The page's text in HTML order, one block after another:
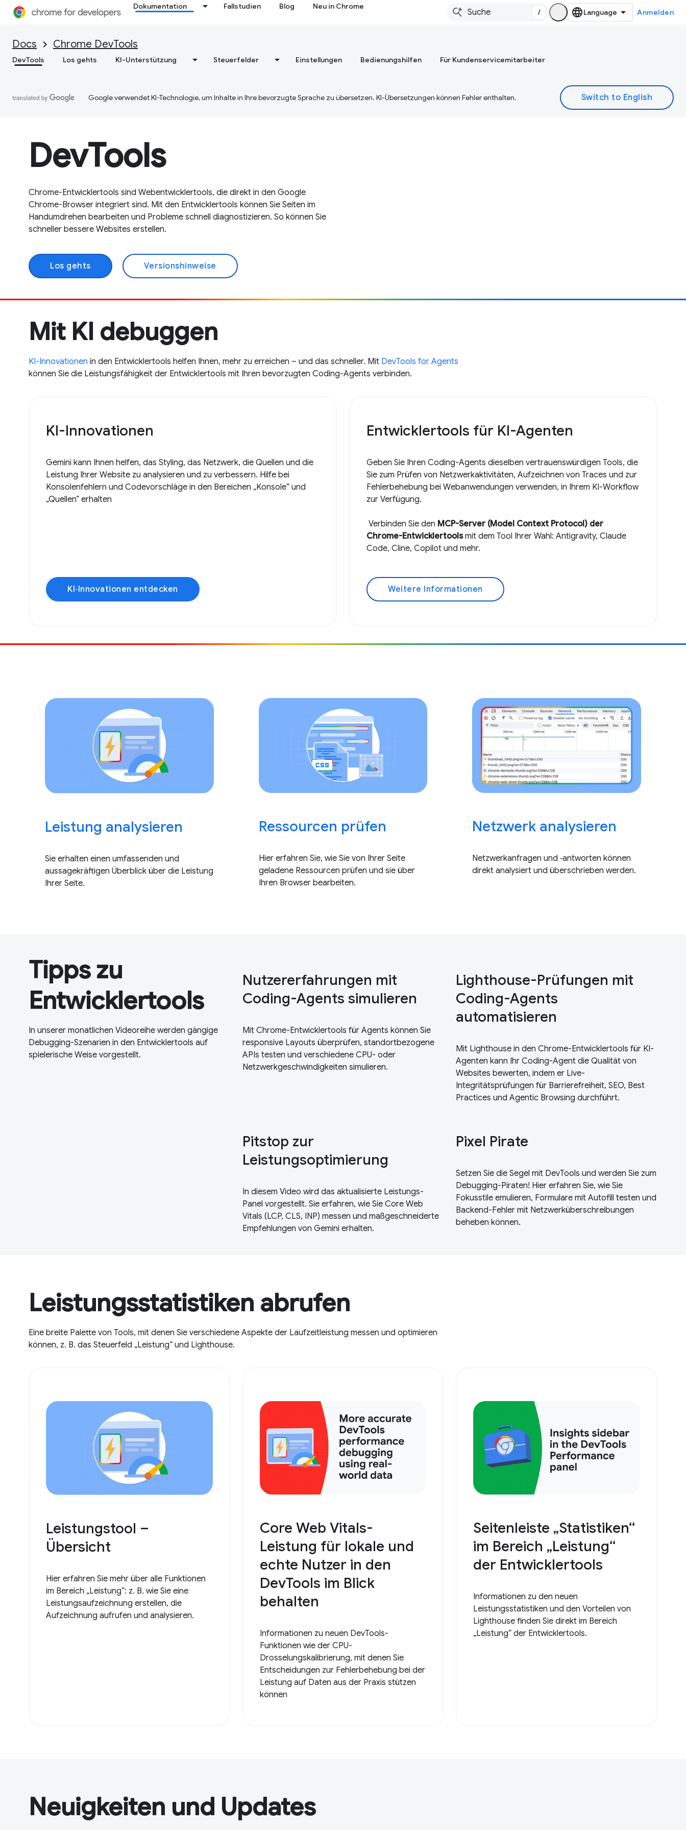
Dokumentation Fallstudien Blog Neu in Chrome
/ Anmelden
Docs Chrome DevTools
DevTools Los gehts KI-Unterstützung Steuerfelder Einstellungen Bedienungshilfen Für Kundenservicemitarbeiter
Google verwendet KI-Technologie, um Inhalte in Ihre bevorzugte Sprache zu übersetzen. KI-Übersetzungen können Fehler enthalten.
DevTools
Chrome-Entwicklertools sind Webentwicklertools, die direkt in den Google
Chrome-Browser integriert sind. Mit den Entwicklertools können Sie Seiten im
Handumdrehen bearbeiten und Probleme schnell diagnostizieren. So können Sie
schneller bessere Websites erstellen.
Los gehts Versionshinweise
Mit KI debuggen
KI-Innovationen in den Entwicklertools helfen Ihnen, mehr zu erreichen – und das schneller. Mit DevTools for Agents
können Sie die Leistungsfähigkeit der Entwicklertools mit Ihren bevorzugten Coding-Agents verbinden.
KI-Innovationen
Gemini kann Ihnen helfen, das Styling, das Netzwerk, die Quellen und die
Leistung Ihrer Website zu analysieren und zu verbessern. Hilfe bei
Konsolenfehlern und Codevorschläge in den Bereichen „Konsole“ und
„Quellen“ erhalten
KI‑Innovationen entdecken
Entwicklertools für KI-Agenten
Geben Sie Ihren Coding-Agents dieselben vertrauenswürdigen Tools, die
Sie zum Prüfen von Netzwerkaktivitäten, Aufzeichnen von Traces und zur
Fehlerbehebung bei Webanwendungen verwenden, in Ihrem KI-Workflow
zur Verfügung.
Verbinden Sie den MCP-Server (Model Context Protocol) der
Chrome-Entwicklertoolsmit dem Tool Ihrer Wahl: Antigravity, Claude
Code, Cline, Copilot und mehr.
Weitere Informationen
Leistung analysieren
Sie erhalten einen umfassenden und
aussagekräftigen Überblick über die Leistung
Ihrer Seite.
Ressourcen prüfen
Hier erfahren Sie, wie Sie von Ihrer Seite
geladene Ressourcen prüfen und sie über
Ihren Browser bearbeiten.
Netzwerk analysieren
Netzwerkanfragen und ‑antworten können
direkt analysiert und überschrieben werden.
Tipps zu
Entwicklertools
In unserer monatlichen Videoreihe werden gängige
Debugging-Szenarien in den Entwicklertools auf
spielerische Weise vorgestellt.
Nutzererfahrungen mit
Coding-Agents simulieren
Mit Chrome-Entwicklertools für Agents können Sie
responsive Layouts überprüfen, standortbezogene
APIs testen und verschiedene CPU- oder
Netzwerkgeschwindigkeiten simulieren.
Lighthouse-Prüfungen mit
Coding-Agents
automatisieren
Mit Lighthouse in den Chrome-Entwicklertools für KI-
Agenten kann Ihr Coding-Agent die Qualität von
Websites bewerten, indem er Live-
Integritätsprüfungen für Barrierefreiheit, SEO, Best
Practices und Agentic Browsing durchführt.
Pitstop zur
Leistungsoptimierung
In diesem Video wird das aktualisierte Leistungs-
Panel vorgestellt. Sie erfahren, wie Sie Core Web
Vitals (LCP, CLS, INP) messen und maßgeschneiderte
Empfehlungen von Gemini erhalten.
Pixel Pirate
Setzen Sie die Segel mit DevTools und werden Sie zum
Debugging-Piraten! Hier erfahren Sie, wie Sie
Fokusstile emulieren, Formulare mit Autofill testen und
Backend-Fehler mit Netzwerküberschreibungen
beheben können.
Leistungsstatistiken abrufen
Eine breite Palette von Tools, mit denen Sie verschiedene Aspekte der Laufzeitleistung messen und optimieren
können, z. B. das Steuerfeld „Leistung“ und Lighthouse.
Leistungstool –
Übersicht
Hier erfahren Sie mehr über alle Funktionen
im Bereich „Leistung“: z. B. wie Sie eine
Leistungsaufzeichnung erstellen, die
Aufzeichnung aufrufen und analysieren.
Core Web Vitals-
Leistung für lokale und
echte Nutzer in den
DevTools im Blick
behalten
Informationen zu neuen DevTools-
Funktionen wie der CPU-
Drosselungskalibrierung, mit denen Sie
Entscheidungen zur Fehlerbehebung bei der
Leistung auf Daten aus der Praxis stützen
können
Seitenleiste „Statistiken“
im Bereich „Leistung“
der Entwicklertools
Informationen zu den neuen
Leistungsstatistiken und den Vorteilen von
Lighthouse finden Sie direkt im Bereich
„Leistung“ der Entwicklertools.
Neuigkeiten und Updates